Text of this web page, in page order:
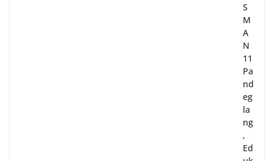
S
M
A
N
11
Pa
nd
eg
la
ng
,
Ed